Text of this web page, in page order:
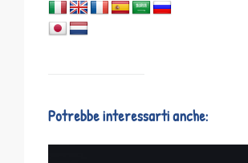
Potrebbe interessarti anche: